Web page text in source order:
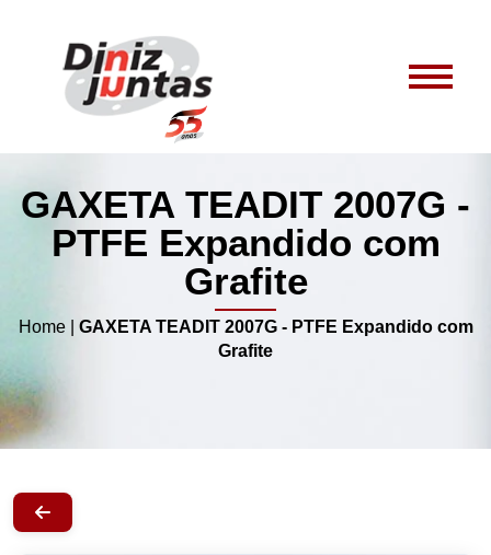
GAXETA TEADIT 2007G -
PTFE Expandido com
Grafite
Home| GAXETA TEADIT 2007G - PTFE Expandido com
Grafite